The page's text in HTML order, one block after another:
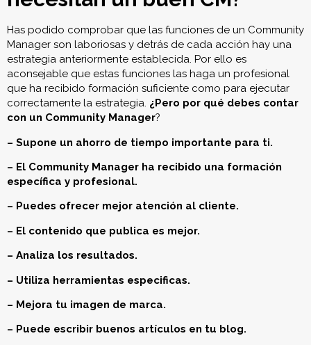
Has podido comprobar que las funciones de un Community
Manager son laboriosas y detrás de cada acción hay una
estrategia anteriormente establecida. Por ello es
aconsejable que estas funciones las haga un profesional
que ha recibido formación suficiente como para ejecutar
correctamente la estrategia. ¿Pero por qué debes contar
con un Community Manager?
– Supone un ahorro de tiempo importante para ti.
– El Community Manager ha recibido una formación
específica y profesional.
– Puedes ofrecer mejor atención al cliente.
– El contenido que publica es mejor.
– Analiza los resultados.
– Utiliza herramientas especificas.
– Mejora tu imagen de marca.
– Puede escribir buenos artículos en tu blog.